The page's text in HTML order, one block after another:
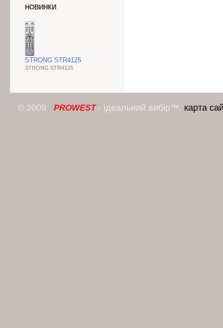
НОВИНКИ
STRONG STR4125
STRONG STR4125
© 2009 PROWEST- ідеальний вибір™. карта